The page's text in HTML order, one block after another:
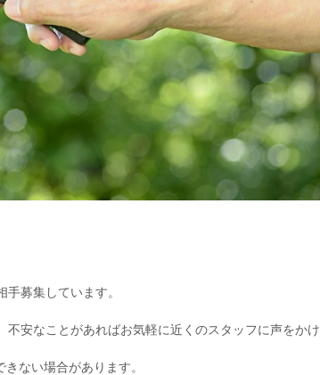
募集しています。
安なことがあればお気軽に近くのスタッフに声をかけ
ない場合があります。